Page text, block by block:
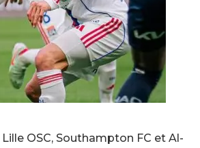
OSC, Southampton FC et Al-